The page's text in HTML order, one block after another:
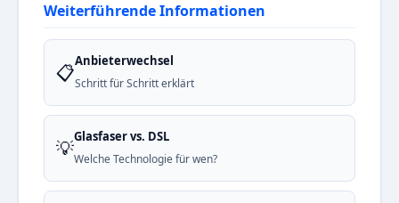
Weiterführende Informationen
📋Anbieterwechsel
Schritt für Schritt erklärt
💡Glasfaser vs. DSL
Welche Technologie für wen?